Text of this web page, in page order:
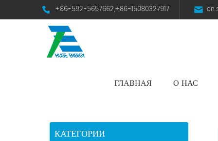
+86-592-5657662,+86-15080327917
ГЛАВНАЯ О НАС
КАТЕГОРИИ